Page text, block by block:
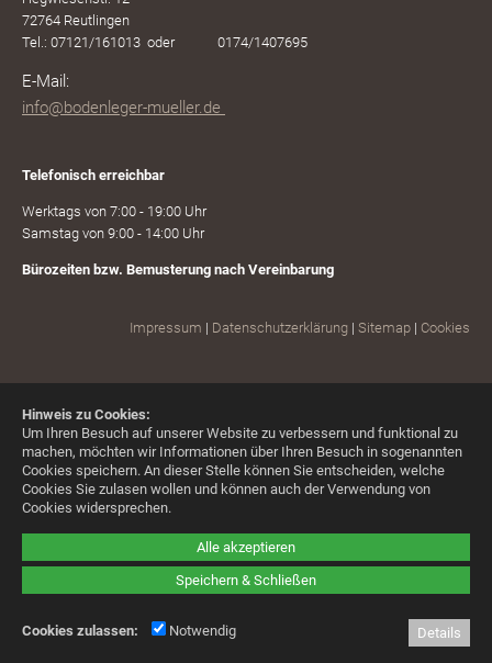
Alle akzeptieren
Speichern & Schließen
Hinweis zu Cookies:
Um Ihren Besuch auf unserer Website zu verbessern und funktional zu
machen, möchten wir Informationen über Ihren Besuch in sogenannten
Cookies speichern. An dieser Stelle können Sie entscheiden, welche
Cookies Sie zulasen wollen und können auch der Verwendung von
Cookies widersprechen.
Cookies zulassen: Notwendig Details
72764 Reutlingen
Tel.: 07121/161013 oder 0174/1407695
E-Mail:
info@bodenleger-mueller.de
Telefonisch erreichbar
Werktags von 7:00 - 19:00 Uhr
Samstag von 9:00 - 14:00 Uhr
Bürozeiten bzw. Bemusterung nach Vereinbarung
Impressum | Datenschutzerklärung | Sitemap | Cookies